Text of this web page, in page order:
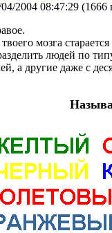
2004 08:47:29 (1666
мозга
людей по
а другие даже с